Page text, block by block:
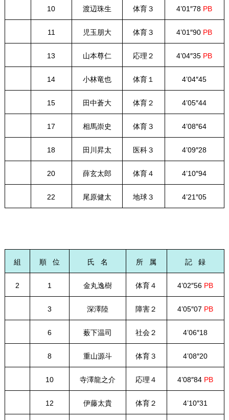
10 渡辺珠生 体育３ 4’01″78 PB
11 児玉朋大 体育３ 4’01″90 PB
13 山本尊仁 応理２ 4’04″35 PB
14 小林竜也 体育１ 4’04″45
15 田中蒼大 体育２ 4’05″44
17 相馬崇史 体育３ 4’08″64
18 田川昇太 医科３ 4’09″28
20 薛玄太郎 体育４ 4’10″94
22 尾原健太 地球３ 4’21″05
組 順 位 氏 名 所 属 記 録
2 1 金丸逸樹 体育４ 4’02″56 PB
3 深澤陸 障害２ 4’05″07 PB
6 薮下温司 社会２ 4’06″18
8 重山源斗 体育３ 4’08″20
10 寺澤龍之介 応理４ 4’08″84 PB
12 伊藤太貴 体育２ 4’10″31